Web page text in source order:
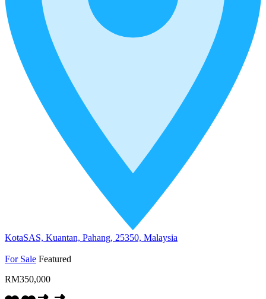
KotaSAS, Kuantan, Pahang, 25350, Malaysia
For Sale Featured
RM350,000